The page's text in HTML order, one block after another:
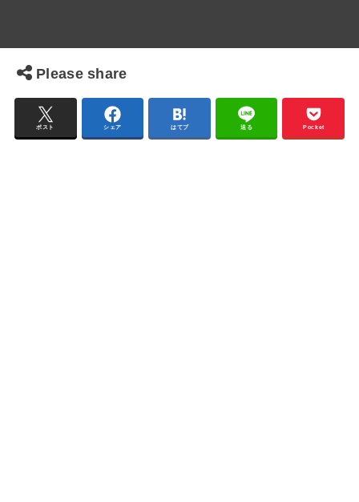
Please share
ポスト シェア はてブ 送る Pocket